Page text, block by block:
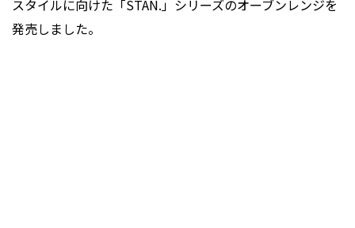
スタイルに向けた「STAN.」シリーズのオーブンレンジを
発売しました。